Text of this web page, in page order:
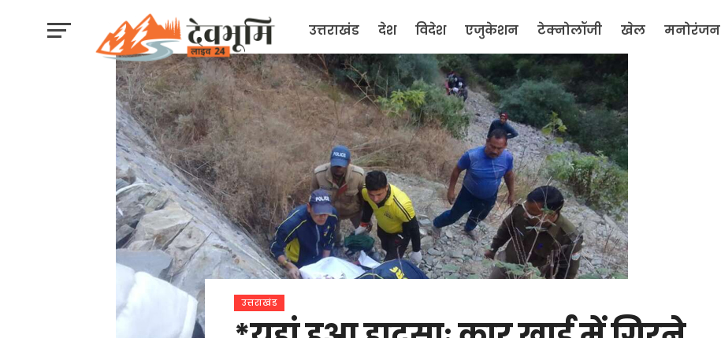
उत्तराखंड देश विदेश एजुकेशन टेक्नोलॉजी खेल मनोरंजन
उत्तराखंड